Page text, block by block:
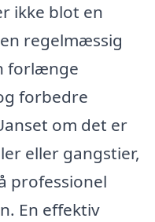
ikke blot en
regelmæssig
forlænge
forbedre
om det er
eller gangstier,
professionel
En effektiv